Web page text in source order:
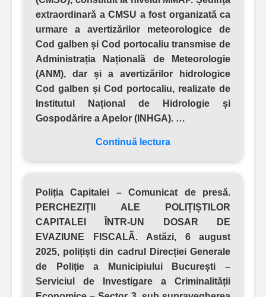
extraordinară a CMSU a fost organizată ca
urmare a avertizărilor meteorologice de
Cod galben și Cod portocaliu transmise de
Administrația Națională de Meteorologie
(ANM), dar și a avertizărilor hidrologice
Cod galben și Cod portocaliu, realizate de
Institutul Național de Hidrologie și
Gospodărire a Apelor (INHGA). …
Continuă lectura
Poliția Capitalei – Comunicat de presă.
PERCHEZIȚII ALE POLIȚIȘTILOR
CAPITALEI ÎNTR-UN DOSAR DE
EVAZIUNE FISCALÃ. Astăzi, 6 august
2025, polițiști din cadrul Direcției Generale
de Poliție a Municipiului București –
Serviciul de Investigare a Criminalității